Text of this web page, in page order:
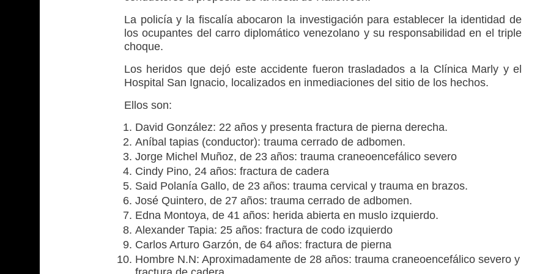
La policía y la fiscalía abocaron la investigación para establecer la identidad de
los ocupantes del carro diplomático venezolano y su responsabilidad en el triple
choque.
Los heridos que dejó este accidente fueron trasladados a la Clínica Marly y el
Hospital San Ignacio, localizados en inmediaciones del sitio de los hechos.
Ellos son:
David González: 22 años y presenta fractura de pierna derecha.
Aníbal tapias (conductor): trauma cerrado de adbomen.
Jorge Michel Muñoz, de 23 años: trauma craneoencefálico severo
Cindy Pino, 24 años: fractura de cadera
Said Polanía Gallo, de 23 años: trauma cervical y trauma en brazos.
José Quintero, de 27 años: trauma cerrado de adbomen.
Edna Montoya, de 41 años: herida abierta en muslo izquierdo.
Alexander Tapia: 25 años: fractura de codo izquierdo
Carlos Arturo Garzón, de 64 años: fractura de pierna
Hombre N.N: Aproximadamente de 28 años: trauma craneoencefálico severo y